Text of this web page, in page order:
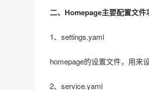
二、Homepage主要配置文件
1、settings.yaml
homepage的设置文件，用来
2、service.yaml